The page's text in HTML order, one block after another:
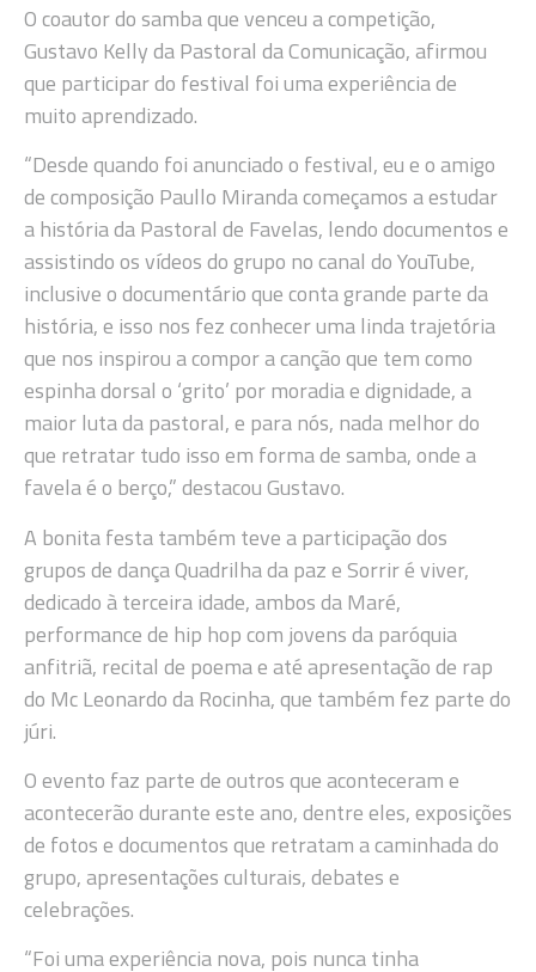
O coautor do samba que venceu a competição,
Gustavo Kelly da Pastoral da Comunicação, afirmou
que participar do festival foi uma experiência de
muito aprendizado.
“Desde quando foi anunciado o festival, eu e o amigo
de composição Paullo Miranda começamos a estudar
a história da Pastoral de Favelas, lendo documentos e
assistindo os vídeos do grupo no canal do YouTube,
inclusive o documentário que conta grande parte da
história, e isso nos fez conhecer uma linda trajetória
que nos inspirou a compor a canção que tem como
espinha dorsal o ‘grito’ por moradia e dignidade, a
maior luta da pastoral, e para nós, nada melhor do
que retratar tudo isso em forma de samba, onde a
favela é o berço,” destacou Gustavo.
A bonita festa também teve a participação dos
grupos de dança Quadrilha da paz e Sorrir é viver,
dedicado à terceira idade, ambos da Maré,
performance de hip hop com jovens da paróquia
anfitriã, recital de poema e até apresentação de rap
do Mc Leonardo da Rocinha, que também fez parte do
júri.
O evento faz parte de outros que aconteceram e
acontecerão durante este ano, dentre eles, exposições
de fotos e documentos que retratam a caminhada do
grupo, apresentações culturais, debates e
celebrações.
“Foi uma experiência nova, pois nunca tinha